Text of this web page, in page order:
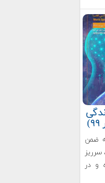
ضمن
سرریز
و در